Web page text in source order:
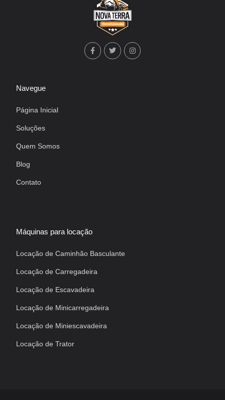
Navegue
Página Inicial
Soluções
Quem Somos
Blog
Contato
Máquinas para locação
Locação de Caminhão Basculante
Locação de Carregadeira
Locação de Escavadeira
Locação de Minicarregadeira
Locação de Miniescavadeira
Locação de Trator